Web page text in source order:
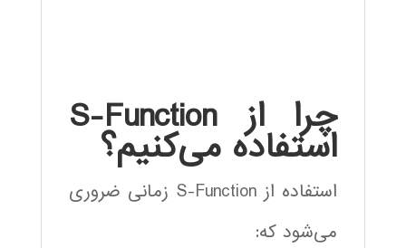
چرا از S-Function
استفاده می‌کنیم؟
استفاده از S-Function زمانی ضروری
می‌شود که: